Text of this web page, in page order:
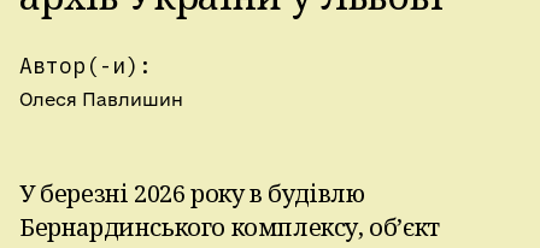
Автор(-и):
Олеся Павлишин
У березні 2026 року в будівлю
Бернардинського комплексу, обʼєкт